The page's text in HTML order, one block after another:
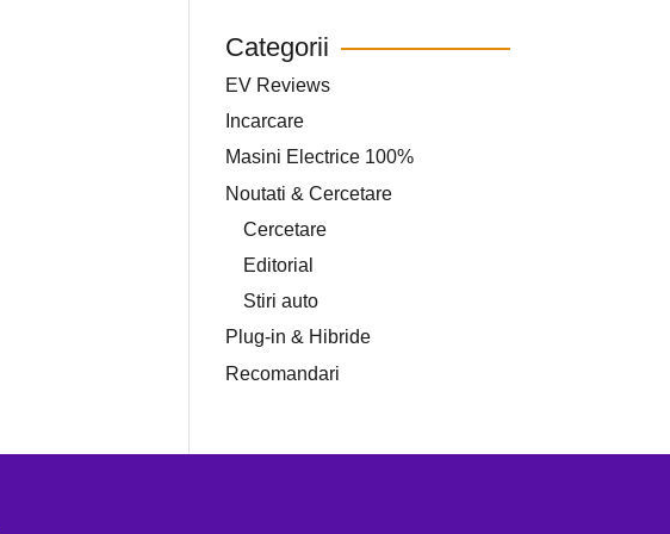
Categorii
EV Reviews
Incarcare
Masini Electrice 100%
Noutati & Cercetare
Cercetare
Editorial
Stiri auto
Plug-in & Hibride
Recomandari